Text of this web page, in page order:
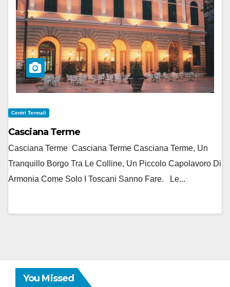
Centri Termali
Casciana Terme
Casciana Terme Casciana Terme Casciana Terme, Un
Tranquillo Borgo Tra Le Colline, Un Piccolo Capolavoro Di
Armonia Come Solo I Toscani Sanno Fare. Le...
You Missed